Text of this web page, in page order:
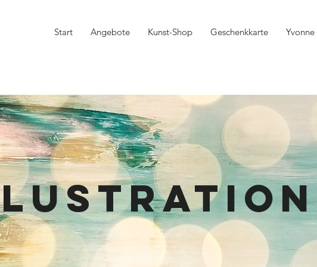
Start Angebote Kunst-Shop Geschenkkarte Yvonne